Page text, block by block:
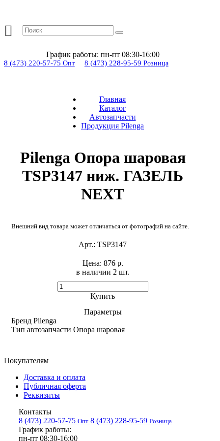
График работы: пн-пт 08:30-16:00
8 (473) 220-57-75 Опт 8 (473) 228-95-59 Розница
Главная
Каталог
Автозапчасти
Продукция Pilenga
Pilenga Опора шаровая
TSP3147 ниж. ГАЗЕЛЬ
NEXT
Внешний вид товара может отличаться от фотографий на сайте.
Арт.: TSP3147
в наличии 2 шт. ​
Цена: 876 р.
Купить
Параметры
Бренд Pilenga
Тип автозапчасти Опора шаровая
Покупателям
Доставка и оплата
Публичная оферта
Реквизиты
Контакты
8 (473) 220-57-75 Опт 8 (473) 228-95-59 Розница
График работы:
пн-пт 08:30-16:00